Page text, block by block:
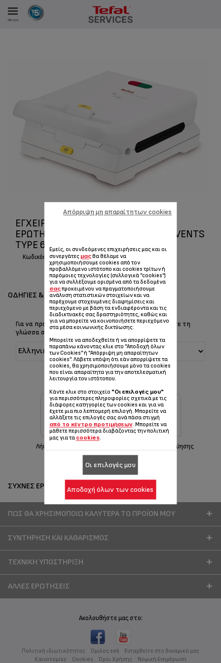
Μενού
ΕΓΧΕΙΡΊΔΙΟ ΧΡΉΣΗΣ ΚΑΙ ΣΥΧΝΈΣ
ΕΡΩΤΉΣΕΙΣ/ ΑΠΑΝΤΉΣΕΙΣ SIMPLY INVENTS
TYPE 6040 SERIE 1
Κωδικός :WD310012
ΟΔΗΓΊΕΣ & ΕΓΧΕΙΡΊΔΙΑ
Για να προβάλετε τις Οδηγίες & το Εγχειρίδιο, επιλέξτε τη
γλώσσα σας:
Λήψη εγχειριδίου Πληροφορίες εγγύησης
ΣΥΧΝΈΣ ΕΡΩΤΉΣΕΙΣ
ΠΏΣ ΘΑ ΧΡΗΣΙΜΟΠΟΙΏ ΚΑΛΎΤΕΡΑ ΤΟ ΠΡΟΪΌΝ ΜΟΥ
ΣΥΝΤΉΡΗΣΗ ΚΑΙ ΚΑΘΑΡΙΣΜΌΣ
ΤΕΧΝΙΚΉ ΥΠΟΣΤΉΡΙΞΗ
ΆΛΛΕΣ ΕΡΩΤΉΣΕΙΣ
Ακολουθήστε μας στο:
Πολιτική ιδιωτικότητας Όμιλος seb
Ενταχθείτε στο δυναμικό μας
Καινοτομίες
Cookies Όροι Χρήσης Νομική Ενημέρωση
Εμείς, οι συνδεόμενες επιχειρήσεις μας και οι
συνεργάτες μαςθα θέλαμε να
χρησιμοποιήσουμε cookies από τον
προβαλλόμενο ιστότοπο και cookies τρίτων ή
παρόμοιες τεχνολογίες (συλλογικά "cookies")
για να συλλέξουμε ορισμένα από τα δεδομένα
σαςπροκειμένου να πραγματοποιήσουμε
ανάλυση στατιστικών στοιχείων και να
παρέχουμε στοχευμένες διαφημίσεις και
περιεχόμενο με βάση τα ενδιαφέροντα και τις
διαδικτυακές σας δραστηριότητες, καθώς και
για να μπορείτε να κοινοποιήσετε περιεχόμενο
στα μέσα κοινωνικής δικτύωσης.
Μπορείτε να αποδεχθείτε ή να απορρίψετε τα
παραπάνω κάνοντας κλικ στο "Αποδοχή όλων
των Cookies" ή "Απόρριψη μη απαραίτητων
cookies". Λάβετε υπόψη ότι εάν απορρίψετε τα
cookies, θα χρησιμοποιήσουμε μόνο τα cookies
που είναι απαραίτητα για την αποτελεσματική
λειτουργία του ιστότοπου.
Κάντε κλικ στο στοιχείο "Οι επιλογές μου"
για περισσότερες πληροφορίες σχετικά με τις
διάφορες κατηγορίες των cookies και για να
έχετε μια πιο λεπτομερή επιλογή. Μπορείτε να
αλλάξετε τις επιλογές σας ανά πάσα στιγμή
από το κέντρο προτιμήσεων. Μπορείτε να
μάθετε περισσότερα διαβάζοντας την πολιτική
μας για τα cookies.
Απόρριψη μη απαραίτητων cookies
Οι επιλογές μου
Αποδοχή όλων των cookies